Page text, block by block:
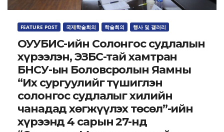
FEATURE POST 국제학술회의 학술회의 행사 및 갤러리
ОУУБИС-ийн Солонгос судлалын
хүрээлэн, ЭЗБС-тай хамтран
БНСУ-ын Боловсролын Яамны
“Их сургуулийг түшиглэн
солонгос судлалыг хилийн
чанадад хөгжүүлэх төсөл”-ийн
хүрээнд 4 сарын 27-нд